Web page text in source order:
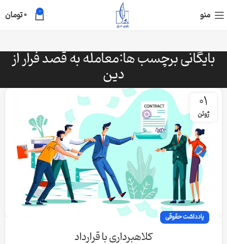
منو 0
0تومان
بایگانی برچسب ها:معامله به قصد فرار از
دین
01
ژوئن
یادداشت حقوقی
کلاهبرداری با قرارداد